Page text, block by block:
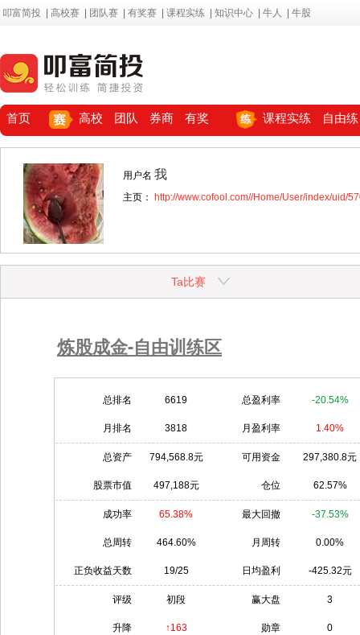
叩富简投 高校赛 团队赛 有奖赛 课程实练 知识中心 牛人 牛股
首页 高校 团队 券商 有奖 课程实练 自由练
用户名 我
主页： http://www.cofool.com//Home/User/index/uid/
Ta比赛
炼股成金-自由训练区
总排名 6619 总盈利率 -20.54%
月排名 3818 月盈利率 1.40%
总资产 794,568.8元 可用资金 297,380.8元
股票市值 497,188元 仓位 62.57%
成功率 65.38% 最大回撤 -37.53%
总周转 464.60% 月周转 0.00%
正负收益天数 19/25 日均盈利 -425.32元
评级 初段 赢大盘 3
升降 ↑163 勋章 0